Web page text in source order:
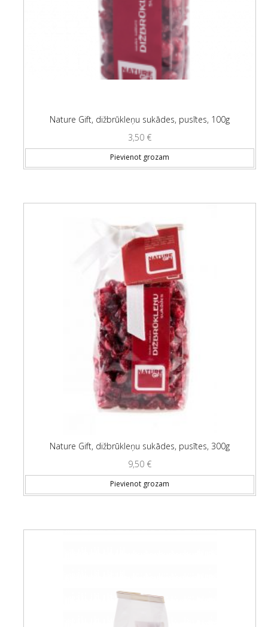
Nature Gift, dižbrūkleņu sukādes, pusītes, 100g
3,50 €
Pievienot grozam
Nature Gift, dižbrūkleņu sukādes, pusītes, 300g
9,50 €
Pievienot grozam